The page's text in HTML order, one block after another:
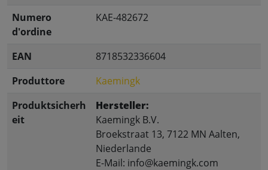
Numero
d'ordine
KAE-482672
EAN
8718532336604
Produttore
Kaemingk
Produktsicherh
eit
Hersteller:
Kaemingk B.V.
Broekstraat 13, 7122 MN Aalten,
Niederlande
E-Mail: info@kaemingk.com